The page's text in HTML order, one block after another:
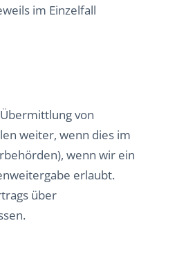
im Einzelfall
von
weiter, wenn dies im
wenn wir ein
erlaubt.
über